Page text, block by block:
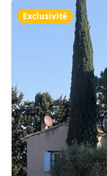
Exclusivité